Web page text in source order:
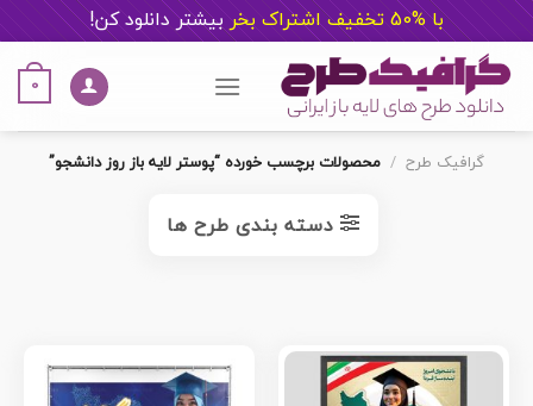
با %50 تخفیف اشتراک بخر بیشتر دانلود کن!
content
0
گرافیک طرح / محصولات برچسب خورده “پوستر لایه باز روز دانشجو”
دسته بندی طرح ها